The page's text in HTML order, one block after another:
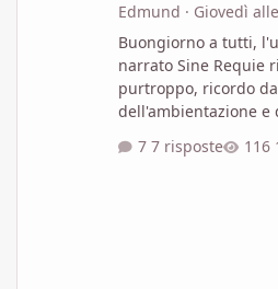
Edmund · Giovedì
Buongiorno a tutti,
narrato Sine Requie
purtroppo, ricordo
dell'ambientazione e
vagamente
7 risposte